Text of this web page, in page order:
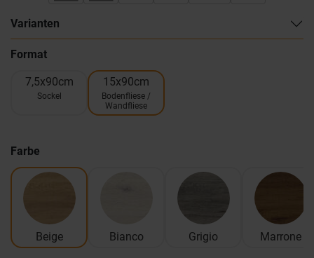
Varianten
Format
7,5x90cm
Sockel
15x90cm
Bodenfliese /
Wandfliese
Farbe
Beige Bianco Grigio Marrone